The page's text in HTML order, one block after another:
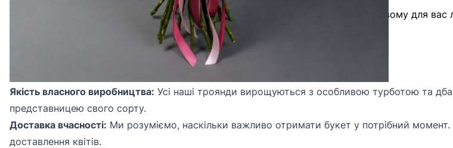
Покупка цього букету - це вираз вашого відчуття та побажання надати важливому для
радості та виразний символ своєї ніжності.
Основні переваги покупки у магазині Camellia:
Якість власного виробництва: Усі наші троянди вирощуються з особливою турботою та
представницею свого сорту.
Доставка вчасності: Ми розуміємо, наскільки важливо отримати букет у потрібний
доставлення квітів.